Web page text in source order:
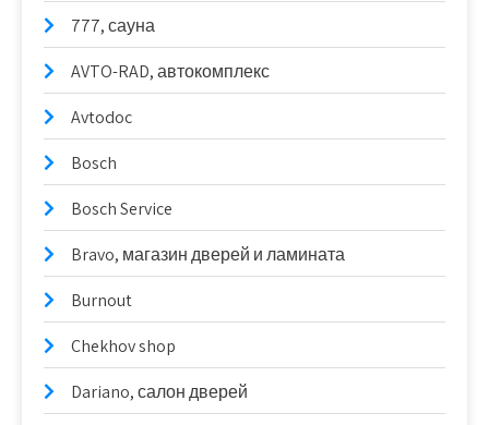
777, сауна
AVTO-RAD, автокомплекс
Avtodoc
Bosch
Bosch Service
Bravo, магазин дверей и ламината
Burnout
Chekhov shop
Dariano, салон дверей